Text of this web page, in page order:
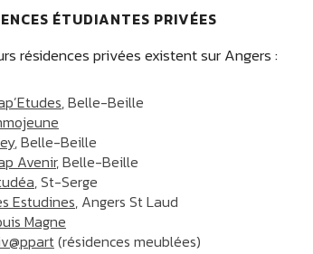
ÉTUDIANTES PRIVÉES
résidences privées existent sur Angers :
, Belle-Beille
, Belle-Beille
Avenir, Belle-Beille
, St-Serge
Estudines, Angers St Laud
Magne
(résidences meublées)